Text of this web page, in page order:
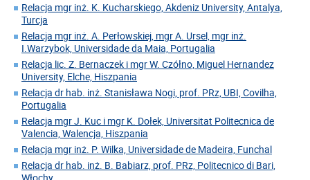
Relacja mgr inż. K. Kucharskiego, Akdeniz University, Antalya,
Turcja
Relacja mgr inż. A. Perłowskiej, mgr A. Ursel, mgr inż.
I.Warzybok, Universidade da Maia, Portugalia
Relacja lic. Z. Bernaczek i mgr W. Czółno, Miguel Hernandez
University, Elche, Hiszpania
Relacja dr hab. inż. Stanisława Nogi, prof. PRz, UBI, Covilha,
Portugalia
Relacja mgr J. Kuc i mgr K. Dołek, Universitat Politecnica de
Valencia, Walencja, Hiszpania
Relacja mgr inż. P. Wilka, Universidade de Madeira, Funchal
Relacja dr hab. inż. B. Babiarz, prof. PRz, Politecnico di Bari,